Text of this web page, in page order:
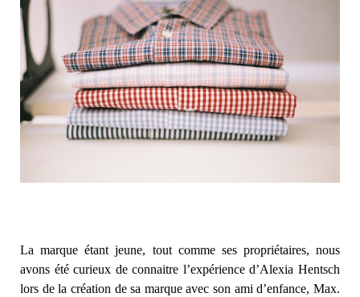
La marque étant jeune, tout comme ses propriétaires, nous
avons été curieux de connaitre l’expérience d’Alexia Hentsch
lors de la création de sa marque avec son ami d’enfance, Max.